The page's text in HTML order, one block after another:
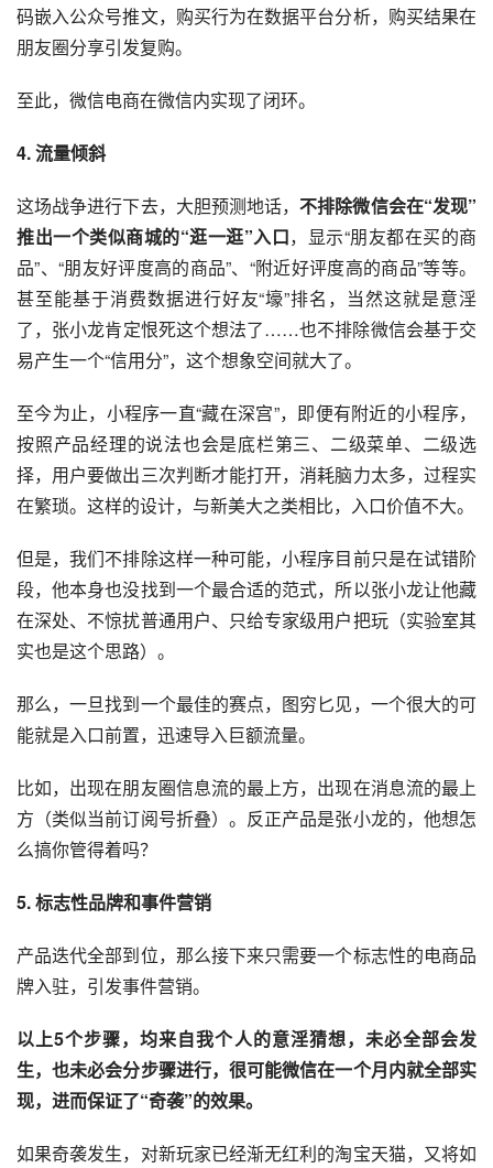
码嵌入公众号推文，购买行为在数据平台分析，购买结果在
朋友圈分享引发复购。
至此，微信电商在微信内实现了闭环。
4. 流量倾斜
这场战争进行下去，大胆预测地话，不排除微信会在“发现”
推出一个类似商城的“逛一逛”入口，显示“朋友都在买的商
品”、“朋友好评度高的商品”、“附近好评度高的商品”等等。
甚至能基于消费数据进行好友“壕”排名，当然这就是意淫
了，张小龙肯定恨死这个想法了……也不排除微信会基于交
易产生一个“信用分”，这个想象空间就大了。
至今为止，小程序一直“藏在深宫”，即便有附近的小程序，
按照产品经理的说法也会是底栏第三、二级菜单、二级选
择，用户要做出三次判断才能打开，消耗脑力太多，过程实
在繁琐。这样的设计，与新美大之类相比，入口价值不大。
但是，我们不排除这样一种可能，小程序目前只是在试错阶
段，他本身也没找到一个最合适的范式，所以张小龙让他藏
在深处、不惊扰普通用户、只给专家级用户把玩（实验室其
实也是这个思路）。
那么，一旦找到一个最佳的赛点，图穷匕见，一个很大的可
能就是入口前置，迅速导入巨额流量。
比如，出现在朋友圈信息流的最上方，出现在消息流的最上
方（类似当前订阅号折叠）。反正产品是张小龙的，他想怎
么搞你管得着吗？
5. 标志性品牌和事件营销
产品迭代全部到位，那么接下来只需要一个标志性的电商品
牌入驻，引发事件营销。
以上5个步骤，均来自我个人的意淫猜想，未必全部会发
生，也未必会分步骤进行，很可能微信在一个月内就全部实
现，进而保证了“奇袭”的效果。
如果奇袭发生，对新玩家已经渐无红利的淘宝天猫，又将如